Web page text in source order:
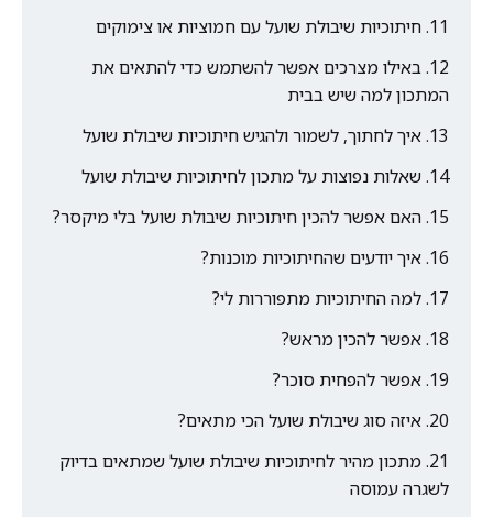
חיתוכיות שיבולת שועל עם חמוציות או צימוקים
באילו מצרכים אפשר להשתמש כדי להתאים את
המתכון למה שיש בבית
איך לחתוך, לשמור ולהגיש חיתוכיות שיבולת שועל
שאלות נפוצות על מתכון לחיתוכיות שיבולת שועל
האם אפשר להכין חיתוכיות שיבולת שועל בלי מיקסר?
איך יודעים שהחיתוכיות מוכנות?
למה החיתוכיות מתפוררות לי?
אפשר להכין מראש?
אפשר להפחית סוכר?
איזה סוג שיבולת שועל הכי מתאים?
מתכון מהיר לחיתוכיות שיבולת שועל שמתאים בדיוק
לשגרה עמוסה